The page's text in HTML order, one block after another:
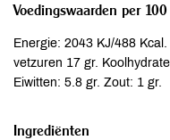
Voedingswaarden per 100
Energie: 2043 KJ/488
vetzuren 17 gr.
Eiwitten: 5.8 gr. Zout: 1 gr.
Ingrediënten